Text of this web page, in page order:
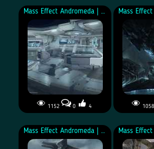
Mass Effect Andromeda | Концепт-арт
1152 0 4 1058
Mass Effect Andromeda | Концепт-арт